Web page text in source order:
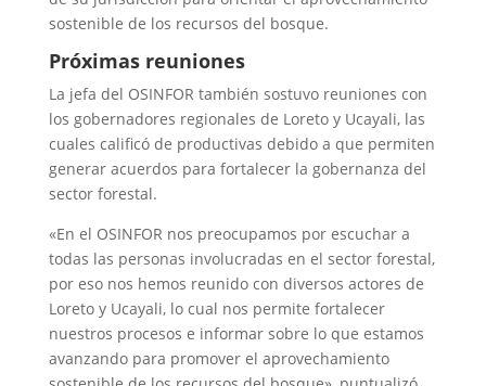
sostenible de los recursos del bosque.
Próximas reuniones
La jefa del OSINFOR también sostuvo reuniones con
los gobernadores regionales de Loreto y Ucayali, las
cuales calificó de productivas debido a que permiten
generar acuerdos para fortalecer la gobernanza del
sector forestal.
«En el OSINFOR nos preocupamos por escuchar a
todas las personas involucradas en el sector forestal,
por eso nos hemos reunido con diversos actores de
Loreto y Ucayali, lo cual nos permite fortalecer
nuestros procesos e informar sobre lo que estamos
avanzando para promover el aprovechamiento